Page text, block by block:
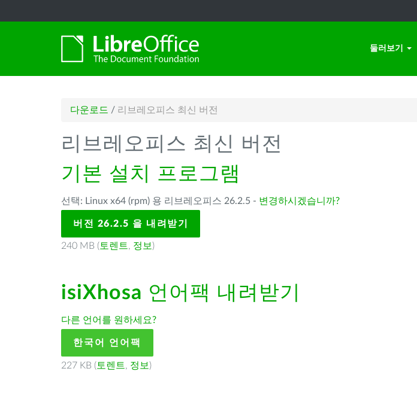
둘러보기
다운로드 / 리브레오피스 최신 버전
리브레오피스 최신 버전
기본 설치 프로그램
선택: Linux x64 (rpm) 용 리브레오피스 26.2.5 - 변경하시겠습니까?
버전 26.2.5 을 내려받기
240 MB ( 토렌트, 정보 )
isiXhosa 언어팩 내려받기
다른 언어를 원하세요?
한국어 언어팩
227 KB ( 토렌트, 정보 )